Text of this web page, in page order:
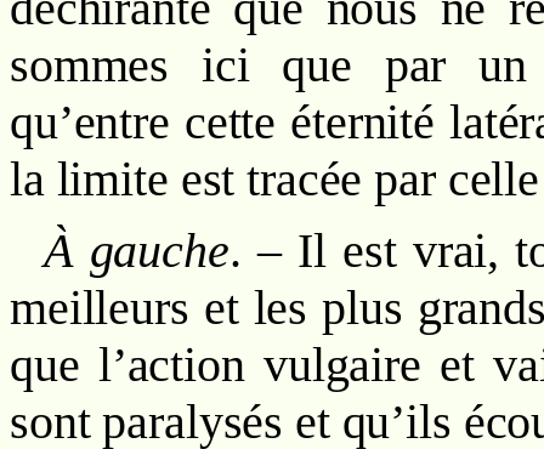
sommes ici que par un
qu’entre cette éternité
la limite est tracée par
À gauche. – Il est vrai,
meilleurs et les plus
que l’action vulgaire et
sont paralysés et qu’ils